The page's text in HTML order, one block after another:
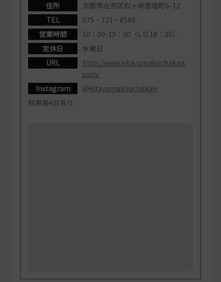
住所
京都市左京区松ヶ崎雲路町6-12
TEL
075・721・8586
営業時間
10：00-19：00（L.O.18：30）
定休日
水曜日
URL
http://www.kitayamakochakan.
com/
Instagram
@kitayamakouchakan
駐車場4台有り